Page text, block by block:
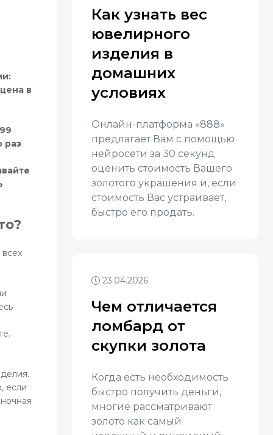
в
раз
если
Как узнать вес
ювелирного
изделия в
домашних
условиях
Онлайн-платформа «888»
предлагает Вам с помощью
нейросети за 30 секунд
оценить стоимость Вашего
золотого украшения и, если
стоимость Вас устраивает,
быстро его продать.
23.04.2026
Чем отличается
ломбард от
скупки золота
Когда есть необходимость
быстро получить деньги,
многие рассматривают
золото как самый